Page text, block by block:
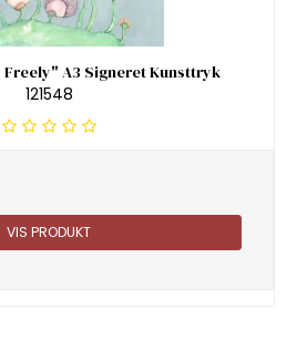
A3 Signeret Kunsttryk
121548
VIS PRODUKT